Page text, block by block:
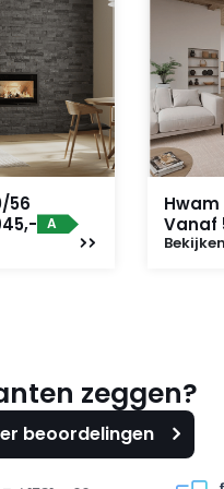
bent naar een
voor de wintermaanden
je interieur, de Hwam
voor een
56
A
Hwam
Vanaf
Bekijken
zeggen?
beoordelingen